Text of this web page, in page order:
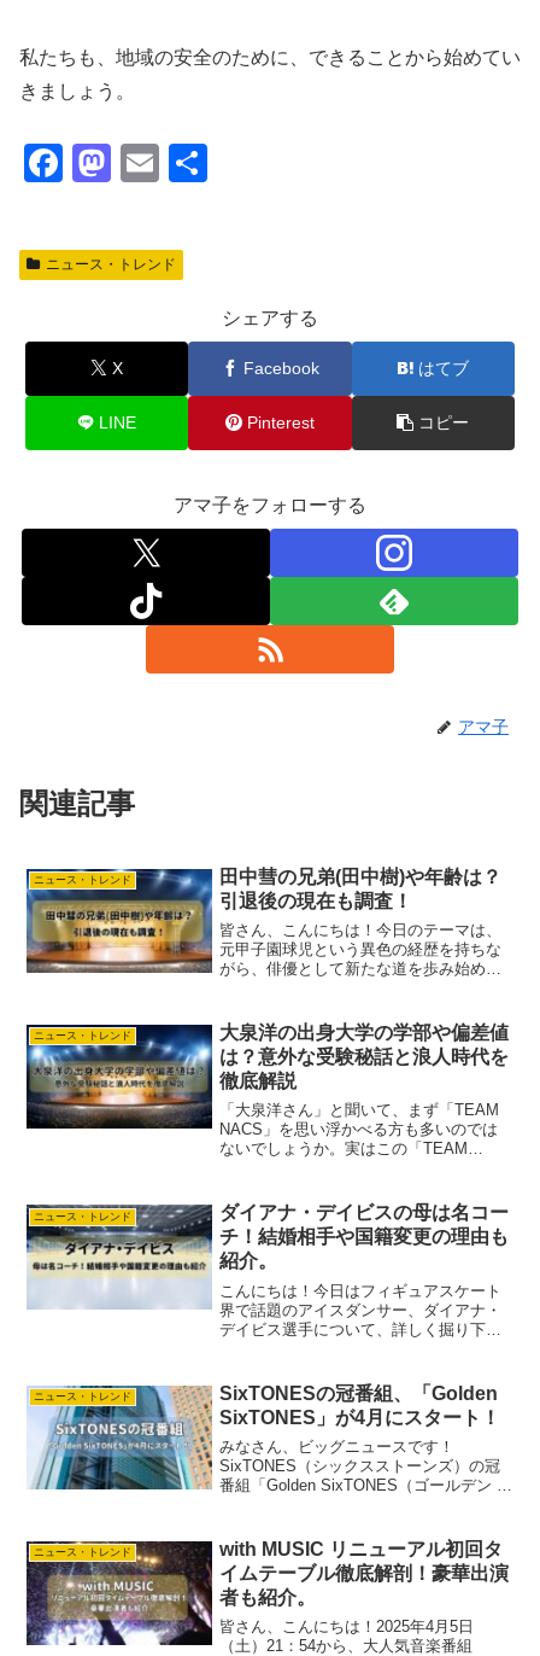
私たちも、地域の安全のために、できることから始めてい
きましょう。
F
c
e
o
o
k
M
st
o
o
n
E
ail
ニュース・トレンド
シェアする
X Facebook はてブ
LINE Pinterest コピー
アマ子をフォローする
アマ子
関連記事
ニュース・トレンド
田中彗の兄弟(田中樹)や年齢は？
引退後の現在も調査！
皆さん、こんにちは！今日のテーマは、
元甲子園球児という異色の経歴を持ちな
がら、俳優として新たな道を歩み始めた
中樹さんのお弟さんで、今注目の俳優さ
んです。「え、あ...
ニュース・トレンド
大泉洋の出身大学の学部や偏差値
は？意外な受験秘話と浪人時代を
徹底解説
「大泉洋さん」と聞いて、まず「TEAM
NACS」を思い浮かべる方も多いのでは
ないでしょうか。実はこの「TEAM
か？「なぜ北海学園大学を選んだの？」
「学生時代はどん...
ニュース・トレンド
ダイアナ・デイビスの母は名コー
チ！結婚相手や国籍変更の理由も
紹介。
こんにちは！今日はフィギュアスケート
界で話題のアイスダンサー、ダイアナ・
デイビス選手について、詳しく掘り下げ
いまはグルジア代表として新しい挑戦を
続けています。そしてなん...
ニュース・トレンド
SixTONESの冠番組、「Golden
SixTONES」が4月にスタート！
みなさん、ビッグニュースです！
SixTONES（シックスストーンズ）の冠
番組「Golden SixTONES（ゴールデン シ
終了する「行列のできる法律相談所」の
代わり...
ニュース・トレンド
with MUSIC リニューアル初回タ
イムテーブル徹底解剖！豪華出演
者も紹介。
皆さん、こんにちは！2025年4月5日
（土）21：54から、大人気音楽番組